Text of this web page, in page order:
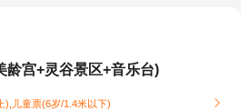
龄宫+灵谷景区+音乐台)
),儿童票(6岁/1.4米以下) 